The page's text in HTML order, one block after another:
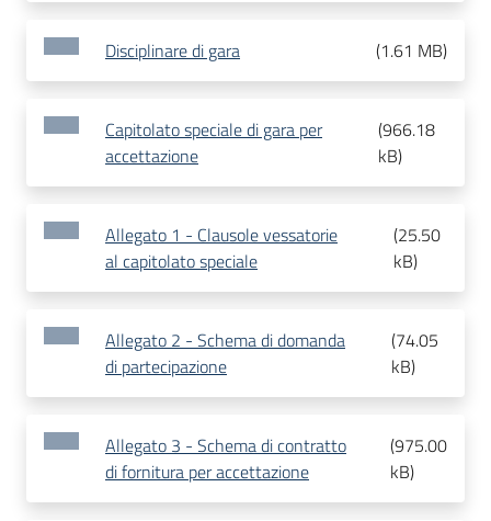
Disciplinare di gara (1.61 MB)
Capitolato speciale di gara per
accettazione
(966.18
kB)
Allegato 1 - Clausole vessatorie
al capitolato speciale
(25.50
kB)
Allegato 2 - Schema di domanda
di partecipazione
(74.05
kB)
Allegato 3 - Schema di contratto
di fornitura per accettazione
(975.00
kB)